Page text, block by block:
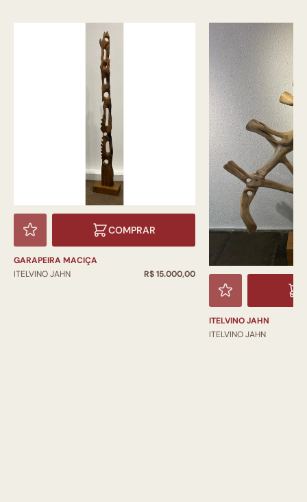
COMPRAR
GARAPEIRA MACIÇA
ITELVINO JAHN
R$ 15.000,00
ITELVINO JAHN
ITELVINO JAHN